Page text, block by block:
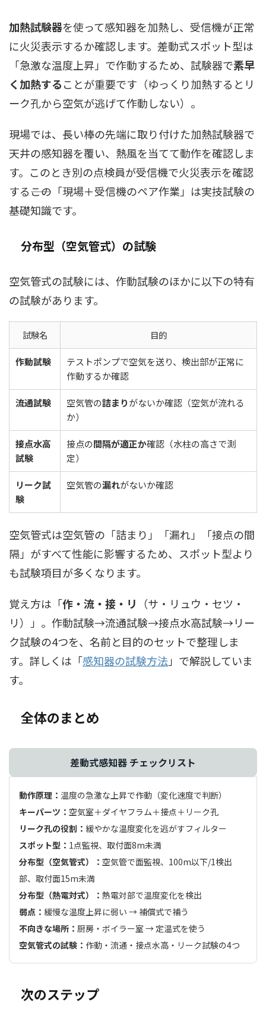
加熱試験器を使って感知器を加熱し、受信機が正常
に火災表示するか確認します。差動式スポット型は
「急激な温度上昇」で作動するため、試験器で素早
く加熱することが重要です（ゆっくり加熱するとリ
ーク孔から空気が逃げて作動しない）。
現場では、長い棒の先端に取り付けた加熱試験器で
天井の感知器を覆い、熱風を当てて動作を確認しま
す。このとき別の点検員が受信機で火災表示を確認
する――この「現場＋受信機のペア作業」は実技試験の
基礎知識です。
分布型（空気管式）の試験
空気管式の試験には、作動試験のほかに以下の特有
の試験があります。
試験名 目的
作動試験
テストポンプで空気を送り、検出部が正常に
作動するか確認
流通試験 空気管の詰まりがないか確認（空気が流れる
か）
接点水高
試験
接点の間隔が適正か確認（水柱の高さで測
定）
リーク試
験
空気管の漏れがないか確認
空気管式は空気管の「詰まり」「漏れ」「接点の間
隔」がすべて性能に影響するため、スポット型より
も試験項目が多くなります。
覚え方は「作・流・接・リ （サ・リュウ・セツ・
リ）」。作動試験→流通試験→接点水高試験→リー
ク試験の4つを、名前と目的のセットで整理しま
す。詳しくは「感知器の試験方法」で解説していま
す。
全体のまとめ
差動式感知器 チェックリスト
動作原理： 温度の急激な上昇で作動（変化速度で判断）
キーパーツ： 空気室＋ダイヤフラム＋接点＋リーク孔
リーク孔の役割： 緩やかな温度変化を逃がすフィルター
スポット型： 1点監視、取付面8m未満
分布型（空気管式）： 空気管で面監視、100m以下/1検出
部、取付面15m未満
分布型（熱電対式）： 熱電対部で温度変化を検出
弱点： 緩慢な温度上昇に弱い → 補償式で補う
不向きな場所： 厨房・ボイラー室 → 定温式を使う
空気管式の試験： 作動・流通・接点水高・リーク試験の4つ
次のステップ